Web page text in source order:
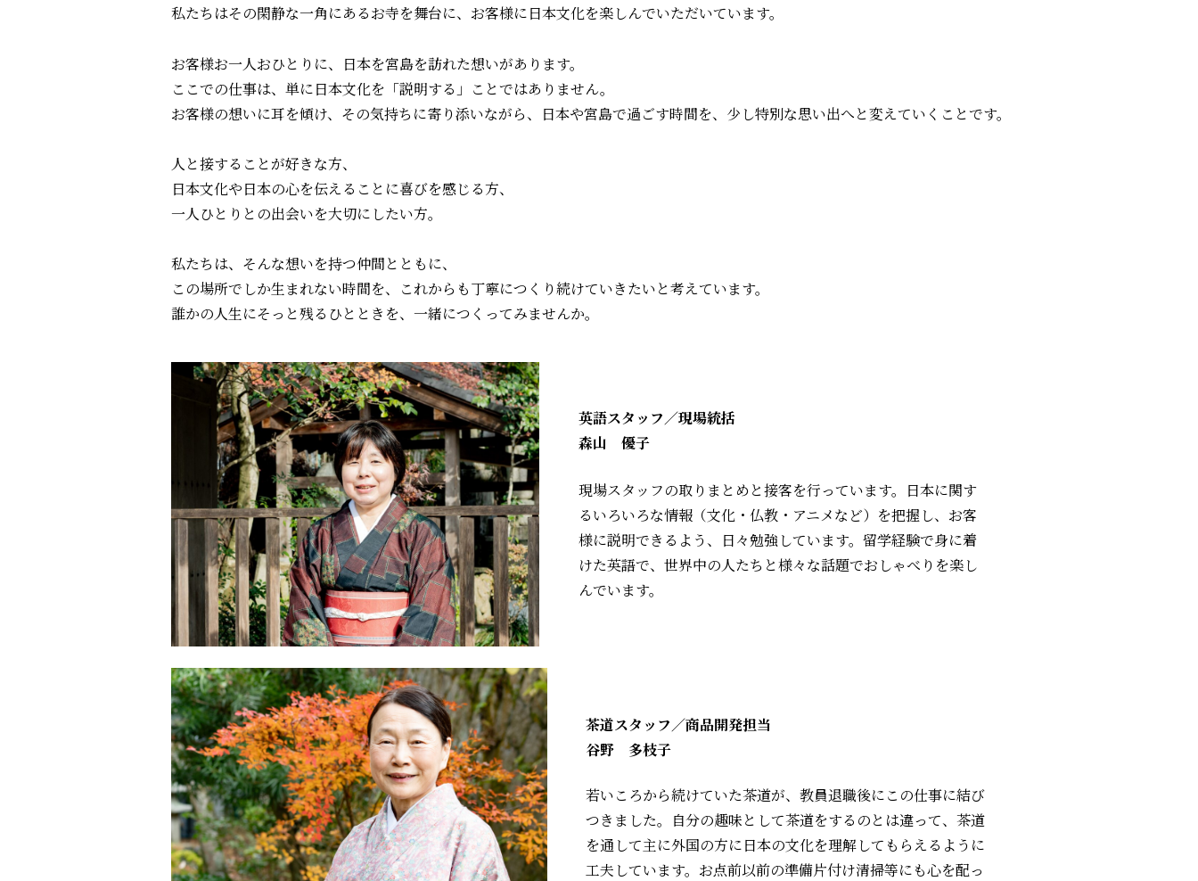
私たちはその閑静な一角にあるお寺を舞台に、お客様に日本文化を楽しんでいただいています。
お客様お一人おひとりに、日本を宮島を訪れた想いがあります。
ここでの仕事は、単に日本文化を「説明する」ことではありません。
お客様の想いに耳を傾け、その気持ちに寄り添いながら、日本や宮島で過ごす時間を、少し特別な思い出へと変えていくことです。
人と接することが好きな方、
日本文化や日本の心を伝えることに喜びを感じる方、
一人ひとりとの出会いを大切にしたい方。
私たちは、そんな想いを持つ仲間とともに、
この場所でしか生まれない時間を、これからも丁寧につくり続けていきたいと考えています。
誰かの人生にそっと残るひとときを、一緒につくってみませんか。
英語スタッフ／現場統括
森山 優子
現場スタッフの取りまとめと接客を行っています。日本に関す
るいろいろな情報（文化・仏教・アニメなど）を把握し、お客
様に説明できるよう、日々勉強しています。留学経験で身に着
けた英語で、世界中の人たちと様々な話題でおしゃべりを楽し
んでいます。
茶道スタッフ／商品開発担当
谷野 多枝子
若いころから続けていた茶道が、教員退職後にこの仕事に結び
つきました。自分の趣味として茶道をするのとは違って、茶道
を通して主に外国の方に日本の文化を理解してもらえるように
工夫しています。お点前以前の準備片付け清掃等にも心を配っ